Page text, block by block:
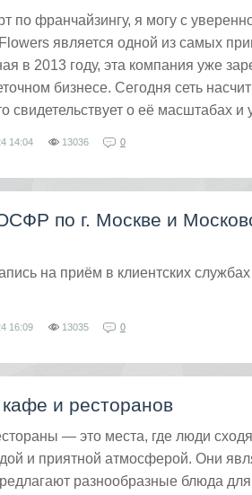
по франчайзингу, я могу с
является одной из самых
в 2013 году, эта компания уже
бизнесе. Сегодня сеть
свидетельствует о её масштабах и
14:04 13036 0
по г. Москве и
на приём в клиентских
16:09 13035 0
и ресторанов
— это места, где люди
и приятной атмосферой. Они
разнообразные блюда